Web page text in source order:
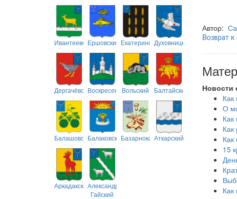
ИвантеевскийЕршовский ЕкатериновскийДуховницкий
ДергачёвскийВоскресенскийВольский Балтайский
БалашовскийБалаковскийБазарнокарабулакский
Аткарский
АркадакскийАлександрово-
Гайский
Автор:
Возврат к
Новости
О
Как
Как
Как
15
Как